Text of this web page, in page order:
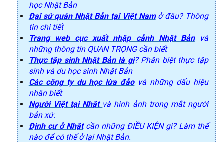
học Nhật Bản
Đại sứ quán Nhật Bản tại Việt Namở đâu? Thông
tin chi tiết
Trang web cục xuất nhập cảnh Nhật Bảnvà
những thông tin QUAN TRỌNG cần biết
Thực tập sinh Nhật Bản là gì? Phân biệt thực tập
sinh và du học sinh Nhật Bản
Các công ty du học lừa đảovà những dấu hiệu
nhân biết
Người Việt tại Nhật và hình ảnh trong mắt người
bản xứ.
Định cư ở Nhậtcần những ĐIỀU KIỆN gì? Làm thế
nào để có thể ở lại Nhật Bản.